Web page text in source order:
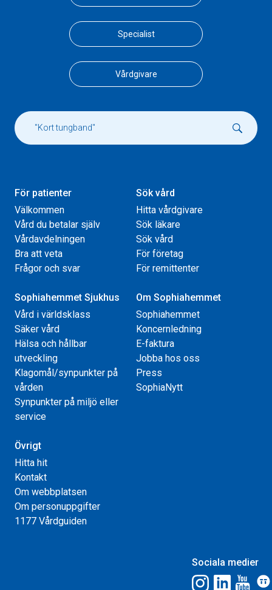
Specialist
Vårdgivare
För patienter
Välkommen
Vård du betalar själv
Vårdavdelningen
Bra att veta
Frågor och svar
Sök vård
Hitta vårdgivare
Sök läkare
Sök vård
För företag
För remittenter
Sophiahemmet Sjukhus
Vård i världsklass
Säker vård
Hälsa och hållbar
utveckling
Klagomål/synpunkter på
vården
Synpunkter på miljö eller
service
Om Sophiahemmet
Sophiahemmet
Koncernledning
E-faktura
Jobba hos oss
Press
SophiaNytt
Övrigt
Hitta hit
Kontakt
Om webbplatsen
Om personuppgifter
1177 Vårdguiden
Sociala medier